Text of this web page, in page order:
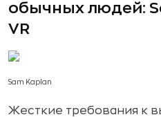
обычных людей:
VR
Sam Kaplan
Жесткие требования к